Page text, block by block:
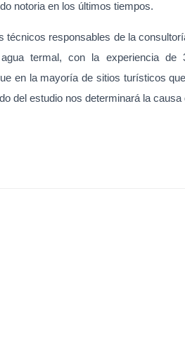
notoria en los últimos tiempos.
técnicos responsables de la
termal, con la experiencia de
en la mayoría de sitios turísticos
del estudio nos determinará la